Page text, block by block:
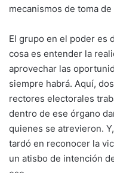
mecanismos de toma
El grupo en el poder es
cosa es entender la
aprovechar las
siempre habrá. Aquí,
rectores electorales
dentro de ese órgano
quienes se atrevieron.
tardó en reconocer la
un atisbo de intención